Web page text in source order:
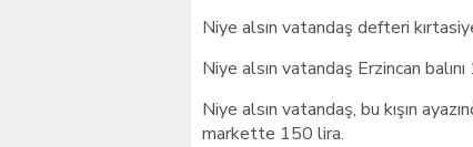
Niye alsın vatandaş defteri
Niye alsın vatandaş Erzincan
Niye alsın vatandaş, bu kışın
markette 150 lira.